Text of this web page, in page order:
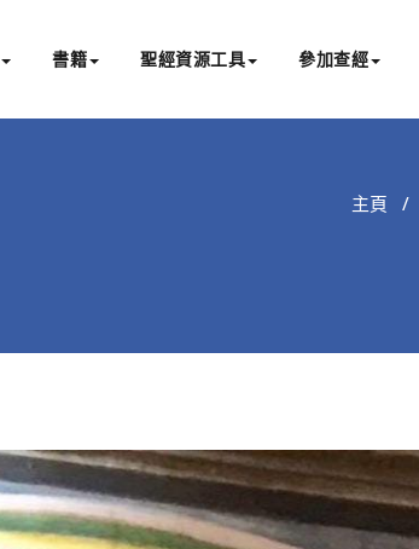
書籍 聖經資源工具 參加查經
主頁 /